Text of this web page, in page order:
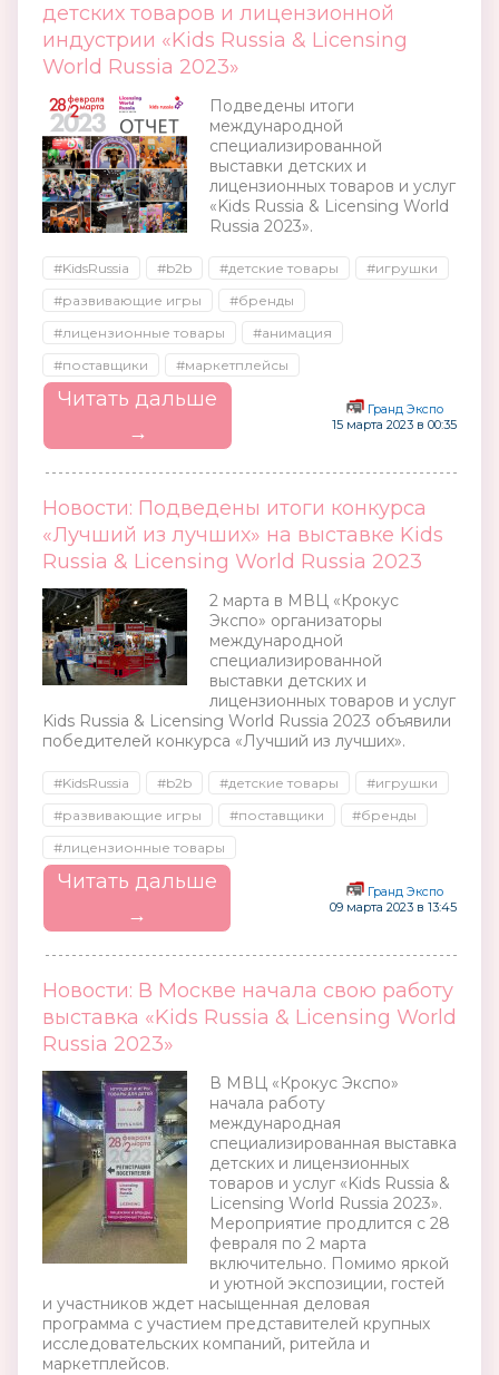
детских товаров и лицензионной
индустрии «Kids Russia & Licensing
World Russia 2023»
Подведены итоги
международной
специализированной
выставки детских и
лицензионных товаров и услуг
«Kids Russia & Licensing World
Russia 2023».
#KidsRussia #b2b #детские товары
#игрушки
#развивающие игры
#бренды
#лицензионные товары
#анимация
#поставщики
#маркетплейсы
Читать дальше
→
Гранд Экспо
15 марта 2023 в 00:35
Новости: Подведены итоги конкурса
«Лучший из лучших» на выставке Kids
Russia & Licensing World Russia 2023
2 марта в МВЦ «Крокус
Экспо» организаторы
международной
специализированной
выставки детских и
лицензионных товаров и услуг
Kids Russia & Licensing World Russia 2023 объявили
победителей конкурса «Лучший из лучших».
#KidsRussia #b2b #детские товары
#игрушки
#развивающие игры
#поставщики
#бренды
#лицензионные товары
Читать дальше
→
Гранд Экспо
09 марта 2023 в 13:45
Новости: В Москве начала свою работу
выставка «Kids Russia & Licensing World
Russia 2023»
В МВЦ «Крокус Экспо»
начала работу
международная
специализированная выставка
детских и лицензионных
товаров и услуг «Kids Russia &
Licensing World Russia 2023».
Мероприятие продлится c 28
февраля по 2 марта
включительно. Помимо яркой
и уютной экспозиции, гостей
и участников ждет насыщенная деловая
программа с участием представителей крупных
исследовательских компаний, ритейла и
маркетплейсов.